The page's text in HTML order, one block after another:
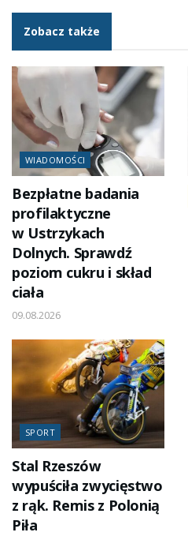
Zobacz także
WIADOMOŚCI
Bezpłatne badania
profilaktyczne
w Ustrzykach
Dolnych. Sprawdź
poziom cukru i skład
ciała
09.08.2026
SPORT
Stal Rzeszów
wypuściła zwycięstwo
z rąk. Remis z Polonią
Piła